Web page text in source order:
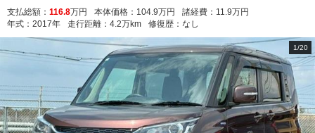
支払総額： 116.8万円 本体価格： 104.9万円 諸経費： 11.9万円
年式： 2017年 走行距離： 4.2万km 修復歴： なし
1/20